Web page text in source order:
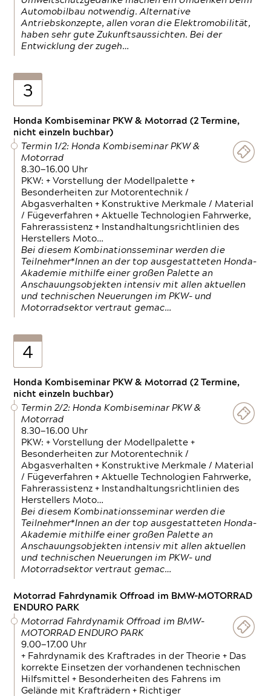
Automobilbau notwendig. Alternative
Antriebskonzepte, allen voran die Elektromobilität,
haben sehr gute Zukunftsaussichten. Bei der
Entwicklung der zugeh…
3
Honda Kombiseminar PKW & Motorrad (2 Termine,
nicht einzeln buchbar)
Termin 1/2: Honda Kombiseminar PKW &
Motorrad
8.30—16.00 Uhr
PKW: + Vorstellung der Modellpalette +
Besonderheiten zur Motorentechnik /
Abgasverhalten + Konstruktive Merkmale / Material
/ Fügeverfahren + Aktuelle Technologien Fahrwerke,
Fahrerassistenz + Instandhaltungsrichtlinien des
Herstellers Moto…
Bei diesem Kombinationsseminar werden die
Teilnehmer*Innen an der top ausgestatteten Honda-
Akademie mithilfe einer großen Palette an
Anschauungsobjekten intensiv mit allen aktuellen
und technischen Neuerungen im PKW- und
Motorradsektor vertraut gemac…
4
Honda Kombiseminar PKW & Motorrad (2 Termine,
nicht einzeln buchbar)
Termin 2/2: Honda Kombiseminar PKW &
Motorrad
8.30—16.00 Uhr
PKW: + Vorstellung der Modellpalette +
Besonderheiten zur Motorentechnik /
Abgasverhalten + Konstruktive Merkmale / Material
/ Fügeverfahren + Aktuelle Technologien Fahrwerke,
Fahrerassistenz + Instandhaltungsrichtlinien des
Herstellers Moto…
Bei diesem Kombinationsseminar werden die
Teilnehmer*Innen an der top ausgestatteten Honda-
Akademie mithilfe einer großen Palette an
Anschauungsobjekten intensiv mit allen aktuellen
und technischen Neuerungen im PKW- und
Motorradsektor vertraut gemac…
Motorrad Fahrdynamik Offroad im BMW-MOTORRAD
ENDURO PARK
Motorrad Fahrdynamik Offroad im BMW-
MOTORRAD ENDURO PARK
9.00—17.00 Uhr
+ Fahrdynamik des Kraftrades in der Theorie + Das
korrekte Einsetzen der vorhandenen technischen
Hilfsmittel + Besonderheiten des Fahrens im
Gelände mit Krafträdern + Richtiger